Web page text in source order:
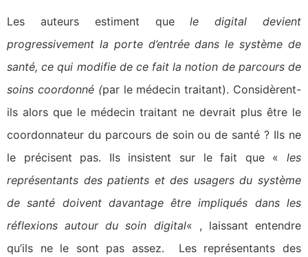
Les auteurs estiment quele digital devient
progressivement la porte d’entrée dans le système de
santé, ce qui modifie de ce fait la notion de parcours de
soins coordonné (par le médecin traitant). Considèrent-
ils alors que le médecin traitant ne devrait plus être le
coordonnateur du parcours de soin ou de santé ? Ils ne
le précisent pas. Ils insistent sur le fait que « les
représentants des patients et des usagers du système
de santé doivent davantage être impliqués dans les
réflexions autour du soin digital« , laissant entendre
qu’ils ne le sont pas assez. Les représentants des